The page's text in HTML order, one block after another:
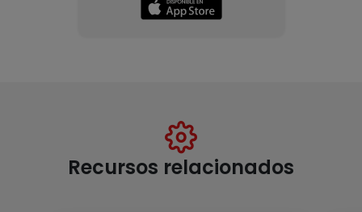
Recursos relacionados